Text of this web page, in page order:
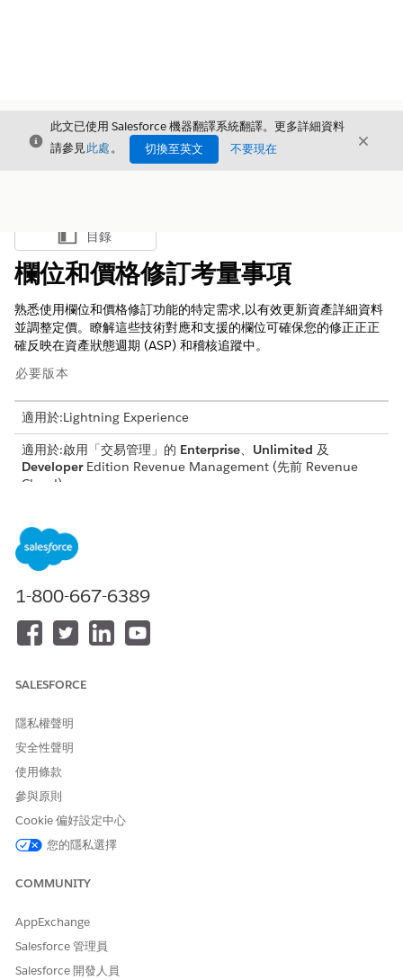
結束
此文已使用 Salesforce 機器翻譯系統翻譯。更多詳細資料
請參見此處。 切換至英文 不要現在 結束
顯示目錄
目錄
欄位和價格修訂考量事項
熟悉使用欄位和價格修訂功能的特定需求,以有效更新資產詳細資料
並調整定價。瞭解這些技術對應和支援的欄位可確保您的修正正正
確反映在資產狀態週期 (ASP) 和稽核追蹤中。
必要版本
適用於:Lightning Experience
適用於:啟用「交易管理」的 Enterprise、 Unlimited 及
DeveloperEdition Revenue Management (先前 Revenue
Cloud)
實作考量事項
「欄位修訂」功能支援搭售方案、衍生的定價產品 (DPP) 和以用量
欄位對應複雜性:在訂單條列項目、資產和修正報價之間對應自
訂欄位需要內容定義對應。
對應執行:系統會在訂單資產化期間套用對應,以建立或更新資產
變更識別:此功能會透過比較報價條列項目 (QLI) 或訂單項目
ASP 版本化:在 Winter '26 版本之前建立的 ASP 會顯示「資產
動作來源」(AAS) 和 ASP 之間的欄位值差異。此不一致會導致
即使沒有手動變更,也會為條列項目建立欄位修正動作。
值來源:在修正、續約或取消 (ARC) 動作期間,交易會從 ASP 記
錄提取欄位值。不過,「QLI 法律實體」欄位會對應至 ARC 動作
的 AAS 欄位,並從該欄位提取其值。系統會從最近的 AAS 參照
定價限制:系統不支援將新價目表價格、單價或銷售價格設定為
報價條列散佈:系統不支援更新報價條列項目 (QLI) 散佈欄位的
支援的欄位
1-800-667-6389
SALESFORCE
隱私權聲明
安全性聲明
使用條款
參與原則
Cookie 偏好設定中心
您的隱私選擇
COMMUNITY
AppExchange
Salesforce 管理員
Salesforce 開發人員